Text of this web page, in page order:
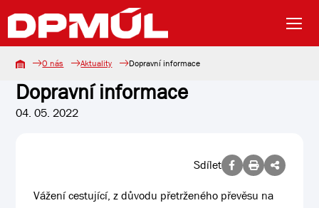
O nás Aktuality Dopravní informace
Dopravní informace
04. 05. 2022
Sdílet
Vážení cestující, z důvodu přetrženého převěsu na